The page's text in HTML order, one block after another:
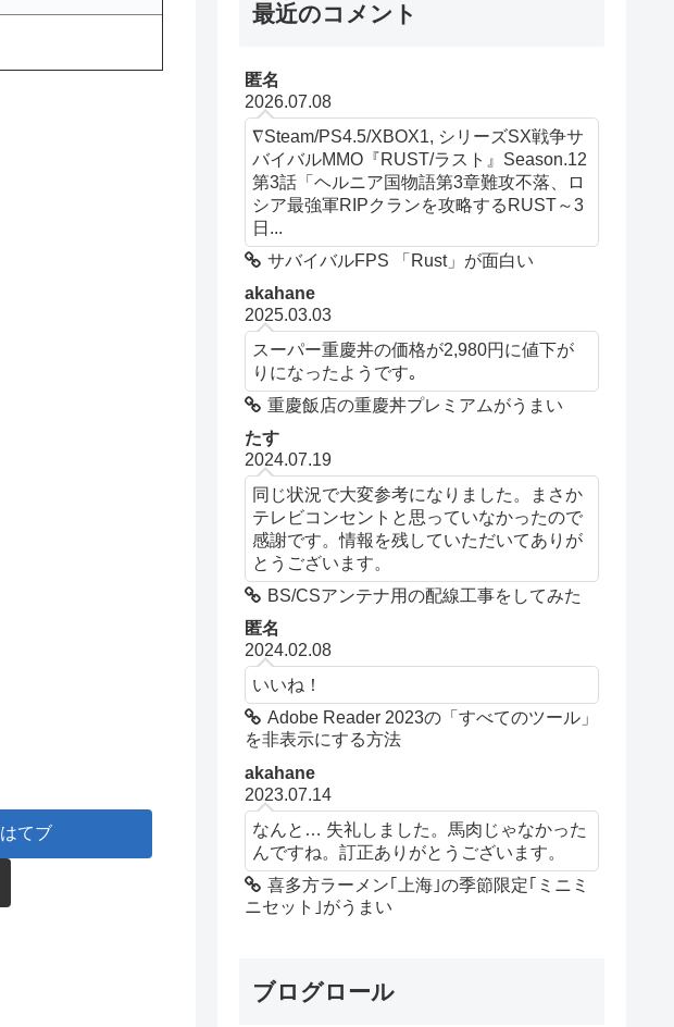
はてブ
最近のコメント
匿名
2026.07.08
∇Steam/PS4.5/XBOX1, シリーズSX戦争サ
バイバルMMO『RUST/ラスト』Season.12
第3話「ヘルニア国物語第3章難攻不落、ロ
シア最強軍RIPクランを攻略するRUST～3
日...
サバイバルFPS 「Rust」が面白い
akahane
2025.03.03
スーパー重慶丼の価格が2,980円に値下が
りになったようです｡
重慶飯店の重慶丼プレミアムがうまい
たす
2024.07.19
同じ状況で大変参考になりました。まさか
テレビコンセントと思っていなかったので
感謝です。情報を残していただいてありが
とうございます。
BS/CSアンテナ用の配線工事をしてみた
匿名
2024.02.08
いいね！
Adobe Reader 2023の「すべてのツール」
を非表示にする方法
akahane
2023.07.14
なんと… 失礼しました。馬肉じゃなかった
んですね。訂正ありがとうございます。
喜多方ラーメン｢上海｣の季節限定｢ミニミ
ニセット｣がうまい
ブログロール